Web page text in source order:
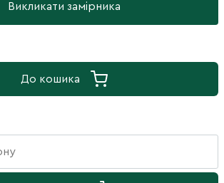
Викликати замірника
До кошика